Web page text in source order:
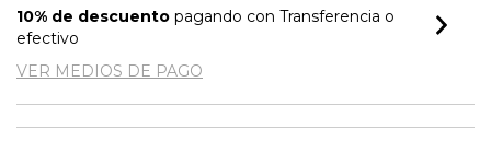
10% de descuento pagando con Transferencia o
efectivo
VER MEDIOS DE PAGO